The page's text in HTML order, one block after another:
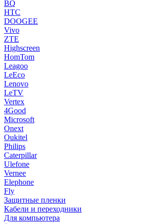
BQ
HTC
DOOGEE
Vivo
ZTE
Highscreen
HomTom
Leagoo
LeEco
Lenovo
LeTV
Vertex
4Good
Microsoft
Onext
Oukitel
Philips
Caterpillar
Ulefone
Vernee
Elephone
Fly
Защитные пленки
Кабели и переходники
Для компьютера